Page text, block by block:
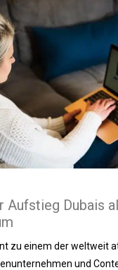
Aufstieg Dubais
zu einem der weltweit
und